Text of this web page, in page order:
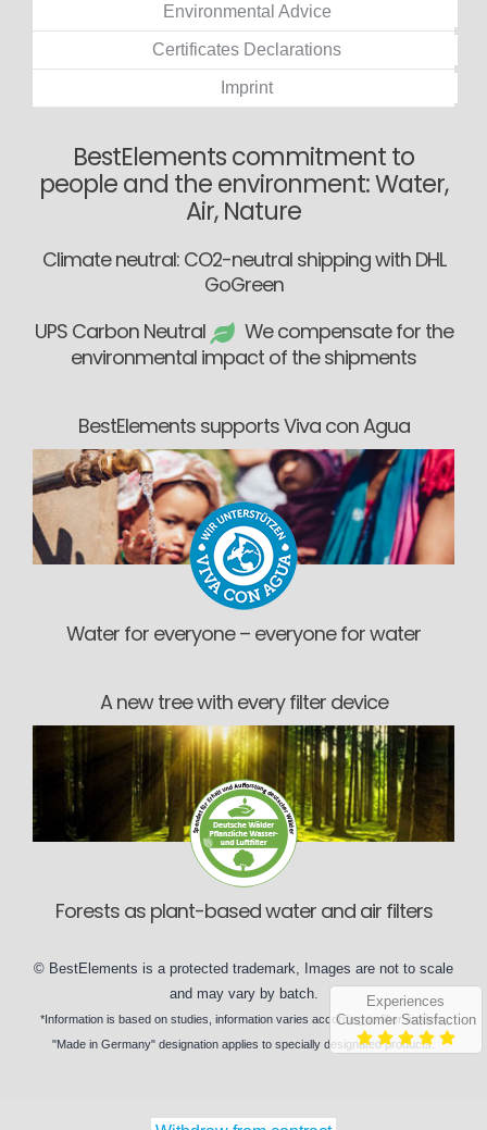
Experiences
Customer Satisfaction
Environmental Advice
Certificates Declarations
Imprint
BestElements commitment to
people and the environment: Water,
Air, Nature
Climate neutral: CO2-neutral shipping with DHL
GoGreen
UPS Carbon Neutral
We compensate for the
environmental impact of the shipments
BestElements supports Viva con Agua
Water for everyone – everyone for water
A new tree with every filter device
Forests as plant-based water and air filters
© BestElements is a protected trademark, Images are not to scale
and may vary by batch.
*Information is based on studies , information varies according tofilter models,
"Made in Germany" designation applies to specially designatedproducts